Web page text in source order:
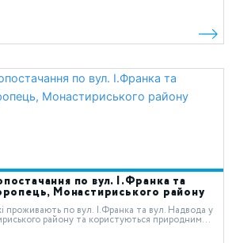
по вул. І.Франка та
Монастириського району
проживають по вул. І.Франка та вул. Надвода у
району та користуються природним...